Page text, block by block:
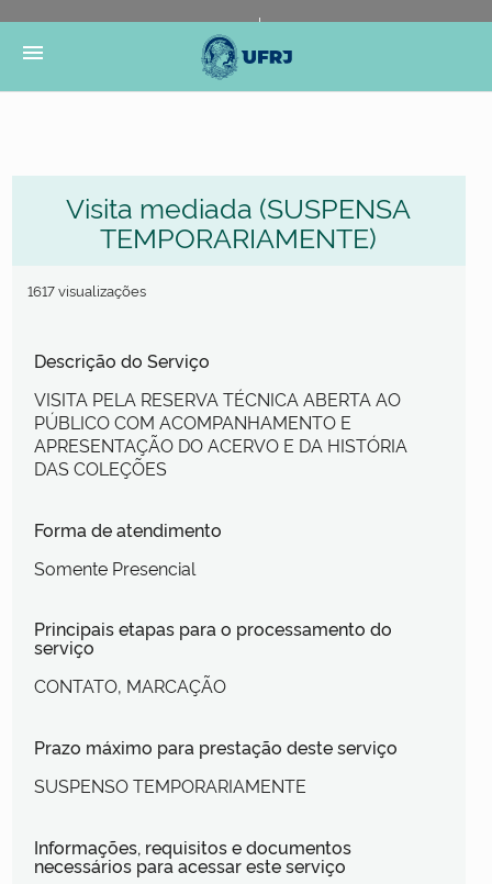
Portal do Governo Brasileiro
Governo
menu
Visita mediada (SUSPENSA
TEMPORARIAMENTE)
1617 visualizações
Descrição do Serviço
VISITA PELA RESERVA TÉCNICA ABERTA AO
PÚBLICO COM ACOMPANHAMENTO E
APRESENTAÇÃO DO ACERVO E DA HISTÓRIA
DAS COLEÇÕES
Forma de atendimento
Somente Presencial
Principais etapas para o processamento do
serviço
CONTATO, MARCAÇÃO
Prazo máximo para prestação deste serviço
SUSPENSO TEMPORARIAMENTE
Informações, requisitos e documentos
necessários para acessar este serviço